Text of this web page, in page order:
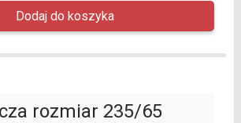
rozmiar 235/65